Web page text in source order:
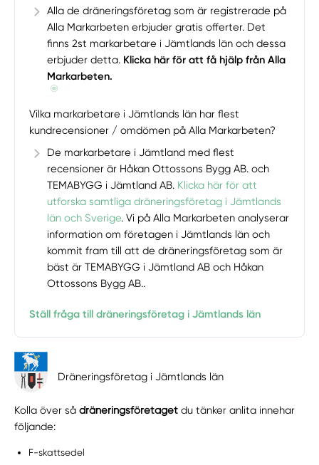
Alla de dräneringsföretag som är registrerade på
Alla Markarbeten erbjuder gratis offerter. Det
finns 2st markarbetare i Jämtlands län och dessa
erbjuder detta. Klicka här för att få hjälp från Alla
Markarbeten.
Vilka markarbetare i Jämtlands län har flest
kundrecensioner / omdömen på Alla Markarbeten?
De markarbetare i Jämtland med flest
recensioner är Håkan Ottossons Bygg AB. och
TEMABYGG i Jämtland AB. Klicka här för att
utforska samtliga dräneringsföretag i Jämtlands
län och Sverige. Vi på Alla Markarbeten analyserar
information om företagen i Jämtlands län och
kommit fram till att de dräneringsföretag som är
bäst är TEMABYGG i Jämtland AB och Håkan
Ottossons Bygg AB..
Ställ fråga till dräneringsföretag i Jämtlands län
Dräneringsföretag i Jämtlands län
Kolla över sådräneringsföretaget du tänker anlita innehar
följande:
F-skattsedel